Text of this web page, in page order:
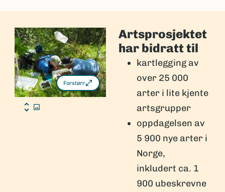
Forstørr
Artsprosjektet
har bidratt til
kartlegging av
over 25 000
arter i lite kjente
artsgrupper
oppdagelsen av
5 900 nye arter i
Norge,
inkludert ca. 1
900 ubeskrevne